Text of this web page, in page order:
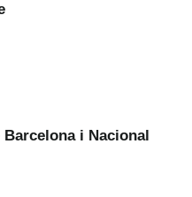
i Nacional